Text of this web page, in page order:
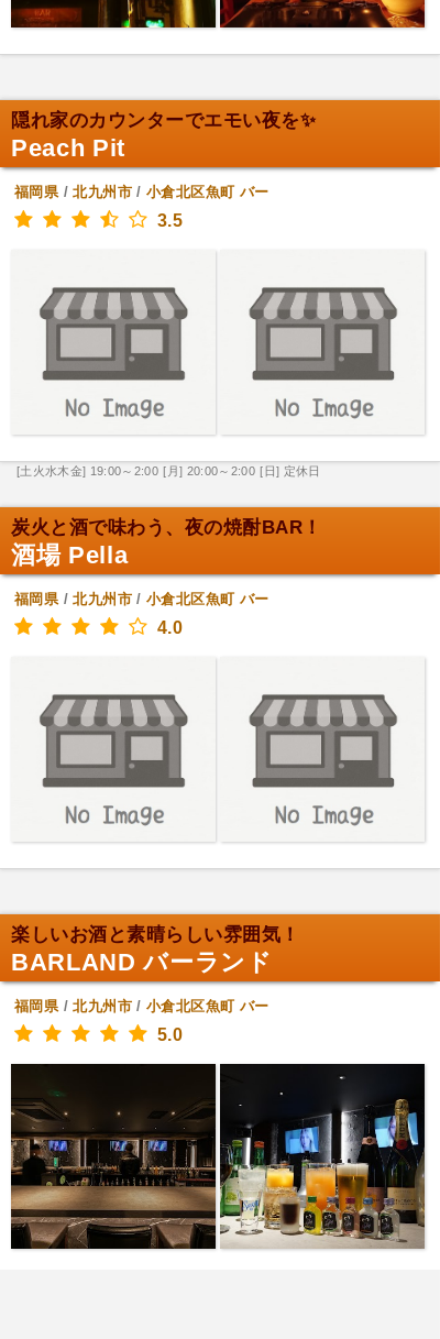
隠れ家のカウンターでエモい夜を✨
Peach Pit
福岡県/北九州市/小倉北区魚町 バー
3.5
[土火水木金] 19:00～2:00 [月] 20:00～2:00 [日] 定休日
炭火と酒で味わう、夜の焼酎BAR！
酒場 Pella
福岡県/北九州市/小倉北区魚町 バー
4.0
楽しいお酒と素晴らしい雰囲気！
BARLAND バーランド
福岡県/北九州市/小倉北区魚町 バー
5.0